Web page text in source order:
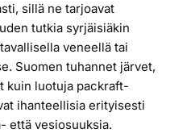
sillä ne tarjoavat
tutkia syrjäisiäkin
veneellä tai
Suomen tuhannet järvet,
kuin luotuja packraft-
ihanteellisia erityisesti
että vesiosuuksia.